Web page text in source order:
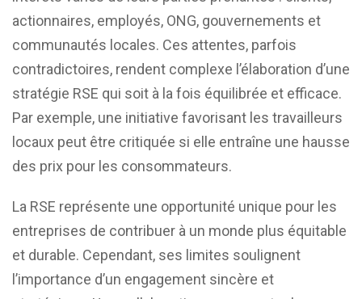
actionnaires, employés, ONG, gouvernements et
communautés locales. Ces attentes, parfois
contradictoires, rendent complexe l’élaboration d’une
stratégie RSE qui soit à la fois équilibrée et efficace.
Par exemple, une initiative favorisant les travailleurs
locaux peut être critiquée si elle entraîne une hausse
des prix pour les consommateurs.
La RSE représente une opportunité unique pour les
entreprises de contribuer à un monde plus équitable
et durable. Cependant, ses limites soulignent
l’importance d’un engagement sincère et